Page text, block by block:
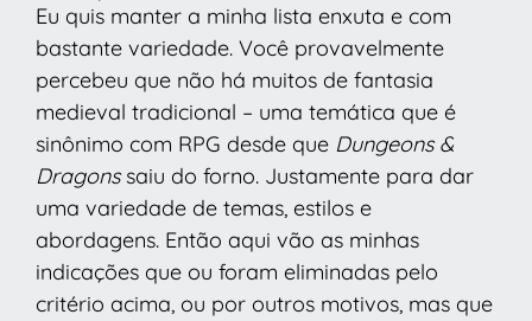
Eu quis manter a minha lista enxuta e com
bastante variedade. Você provavelmente
percebeu que não há muitos de fantasia
medieval tradicional – uma temática que é
sinônimo com RPG desde que Dungeons &
Dragonssaiu do forno. Justamente para dar
uma variedade de temas, estilos e
abordagens. Então aqui vão as minhas
indicações que ou foram eliminadas pelo
critério acima, ou por outros motivos, mas que